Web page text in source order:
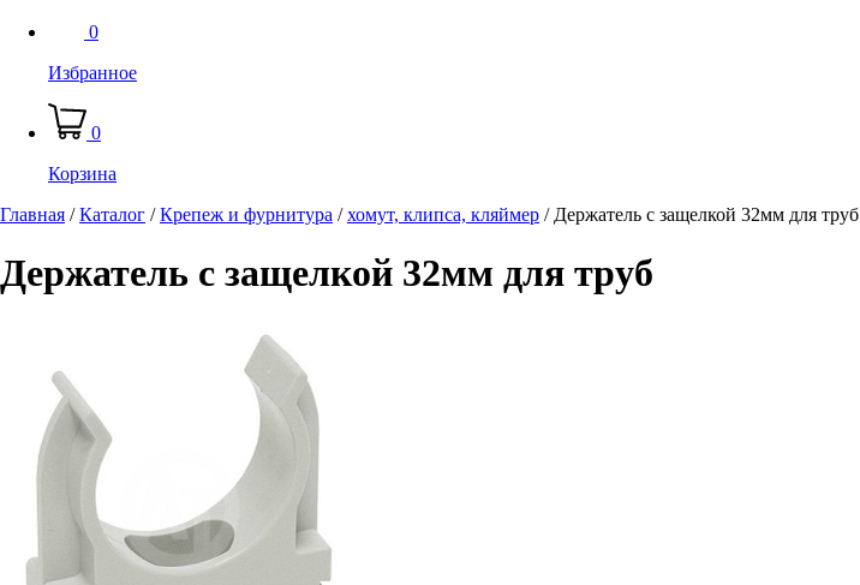
0
Избранное
0
Корзина
Главная /Каталог /Крепеж и фурнитура /хомут, клипса, кляймер / Держатель с защелкой 32мм для труб
Держатель с защелкой 32мм для труб